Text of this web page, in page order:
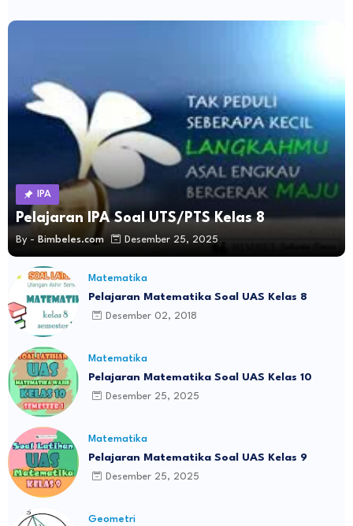
IPA
Pelajaran IPA Soal UTS/PTS Kelas 8
By - Bimbeles.com Desember 25, 2025
Matematika
Pelajaran Matematika Soal UAS Kelas 8
Desember 02, 2018
Matematika
Pelajaran Matematika Soal UAS Kelas 10
Desember 25, 2025
Matematika
Pelajaran Matematika Soal UAS Kelas 9
Desember 25, 2025
Geometri